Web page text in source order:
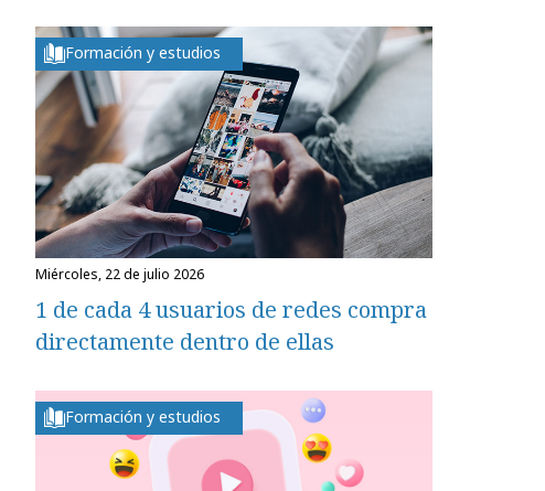
Formación y estudios
miércoles, 22 de julio 2026
1 de cada 4 usuarios de redes compra
directamente dentro de ellas
Formación y estudios